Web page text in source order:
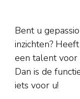
Bent u
inzichten?
een talent voor
Dan is de
iets voor u!